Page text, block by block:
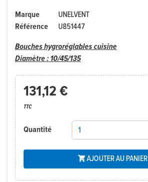
Marque
UNELVENT
Référence
U851447
Bouches hygroréglables cuisine
Diamètre : 10/45/135
131,12 €
TTC
Quantité
AJOUTER AU PANIER